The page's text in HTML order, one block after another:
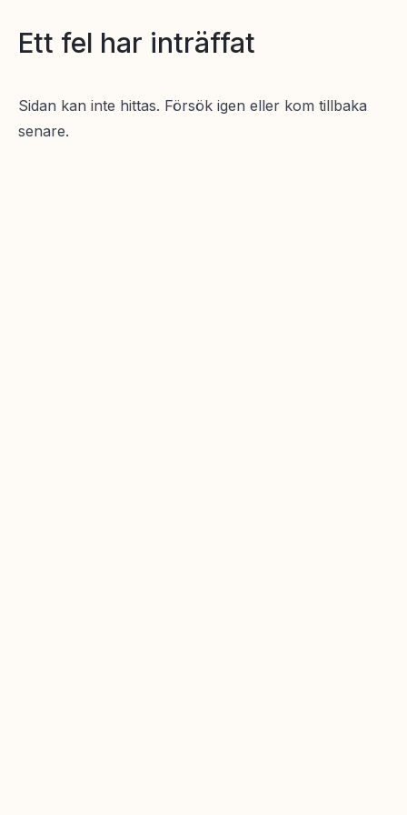
Ett fel har inträffat
Sidan kan inte hittas. Försök igen eller kom tillbaka
senare.